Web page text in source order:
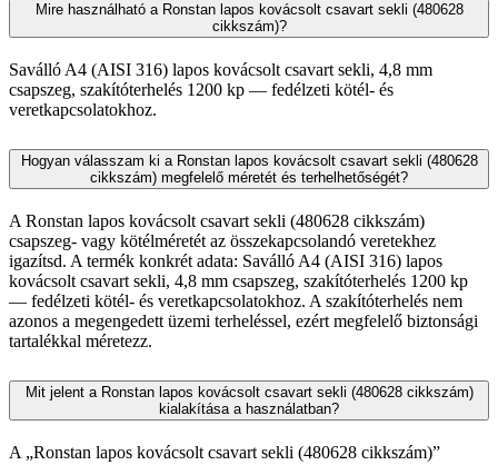
Mire használható a Ronstan lapos kovácsolt csavart sekli (480628
cikkszám)?
Saválló A4 (AISI 316) lapos kovácsolt csavart sekli, 4,8 mm
csapszeg, szakítóterhelés 1200 kp — fedélzeti kötél- és
veretkapcsolatokhoz.
Hogyan válasszam ki a Ronstan lapos kovácsolt csavart sekli (480628
cikkszám) megfelelő méretét és terhelhetőségét?
A Ronstan lapos kovácsolt csavart sekli (480628 cikkszám)
csapszeg- vagy kötélméretét az összekapcsolandó veretekhez
igazítsd. A termék konkrét adata: Saválló A4 (AISI 316) lapos
kovácsolt csavart sekli, 4,8 mm csapszeg, szakítóterhelés 1200 kp
— fedélzeti kötél- és veretkapcsolatokhoz. A szakítóterhelés nem
azonos a megengedett üzemi terheléssel, ezért megfelelő biztonsági
tartalékkal méretezz.
Mit jelent a Ronstan lapos kovácsolt csavart sekli (480628 cikkszám)
kialakítása a használatban?
A „Ronstan lapos kovácsolt csavart sekli (480628 cikkszám)”